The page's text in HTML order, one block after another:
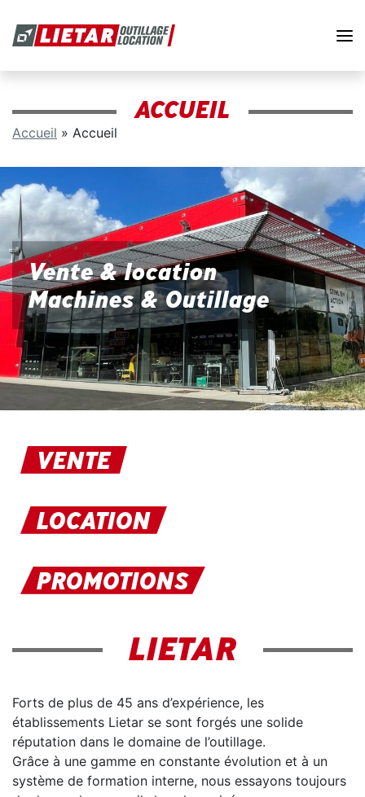
ACCUEIL
Accueil » Accueil
Vente & location
Machines & Outillage
VENTE
LOCATION
PROMOTIONS
LIETAR
Forts de plus de 45 ans d’expérience, les
établissements Lietar se sont forgés une solide
réputation dans le domaine de l’outillage.
Grâce à une gamme en constante évolution et à un
système de formation interne, nous essayons toujours